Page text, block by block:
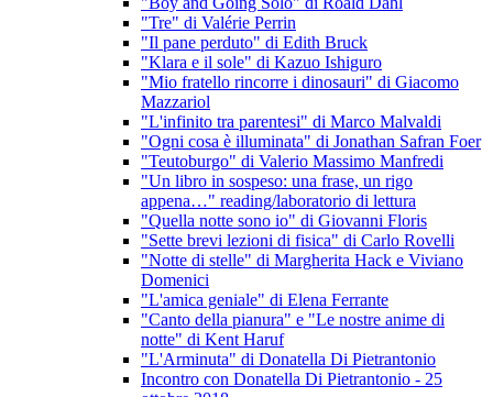
"Tre" di Valérie Perrin
"Il pane perduto" di Edith Bruck
"Klara e il sole" di Kazuo Ishiguro
"Mio fratello rincorre i dinosauri" di Giacomo
Mazzariol
"L'infinito tra parentesi" di Marco Malvaldi
"Ogni cosa è illuminata" di Jonathan Safran Foer
"Teutoburgo" di Valerio Massimo Manfredi
"Un libro in sospeso: una frase, un rigo
appena…" reading/laboratorio di lettura
"Quella notte sono io" di Giovanni Floris
"Sette brevi lezioni di fisica" di Carlo Rovelli
"Notte di stelle" di Margherita Hack e Viviano
Domenici
"L'amica geniale" di Elena Ferrante
"Canto della pianura" e "Le nostre anime di
notte" di Kent Haruf
"L'Arminuta" di Donatella Di Pietrantonio
Incontro con Donatella Di Pietrantonio - 25